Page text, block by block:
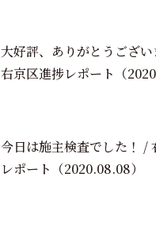
大好評、ありがとうござ
右京区進捗レポート （
今日は施主検査でした！ /
レポート （2020.08.08）